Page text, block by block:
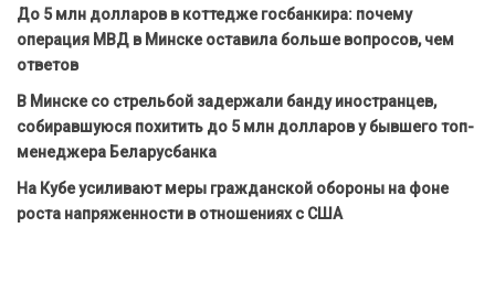
До 5 млн долларов в коттедже госбанкира: почему
операция МВД в Минске оставила больше вопросов, чем
ответов
В Минске со стрельбой задержали банду иностранцев,
собиравшуюся похитить до 5 млн долларов у бывшего топ-
менеджера Беларусбанка
На Кубе усиливают меры гражданской обороны на фоне
роста напряженности в отношениях с США